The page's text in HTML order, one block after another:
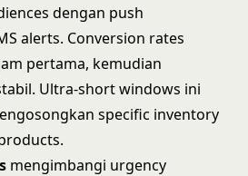
dengan push
alerts. Conversion rates
pertama, kemudian
Ultra-short windows ini
specific inventory
mengimbangi urgency